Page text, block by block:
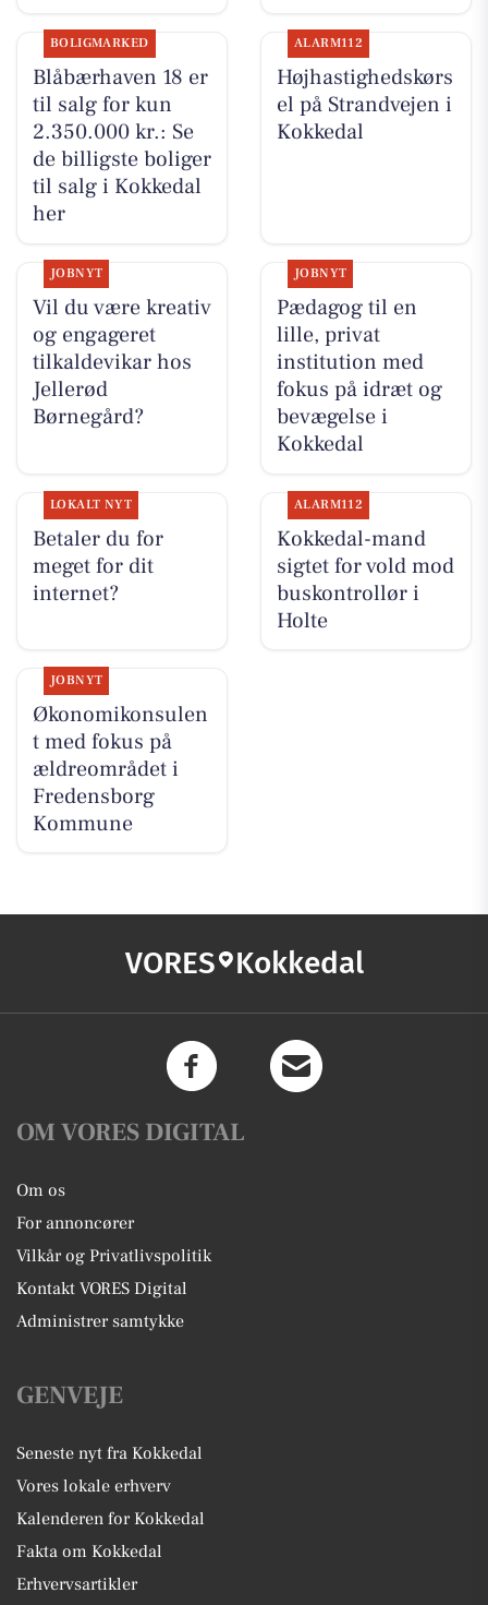
BOLIGMARKED
Blåbærhaven 18 er
til salg for kun
2.350.000 kr.: Se
de billigste boliger
til salg i Kokkedal
her
ALARM112
Højhastighedskørs
el på Strandvejen i
Kokkedal
JOBNYT
Vil du være kreativ
og engageret
tilkaldevikar hos
Jellerød
Børnegård?
JOBNYT
Pædagog til en
lille, privat
institution med
fokus på idræt og
bevægelse i
Kokkedal
LOKALT NYT
Betaler du for
meget for dit
internet?
ALARM112
Kokkedal-mand
sigtet for vold mod
buskontrollør i
Holte
JOBNYT
Økonomikonsulen
t med fokus på
ældreområdet i
Fredensborg
Kommune
VORES Kokkedal
OM VORES DIGITAL
Om os
For annoncører
Vilkår og Privatlivspolitik
Kontakt VORES Digital
Administrer samtykke
GENVEJE
Seneste nyt fra Kokkedal
Vores lokale erhverv
Kalenderen for Kokkedal
Fakta om Kokkedal
Erhvervsartikler